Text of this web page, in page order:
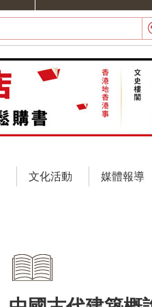
文化活動 媒體報導